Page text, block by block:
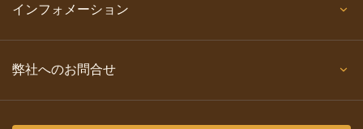
インフォメーション
弊社へのお問合せ